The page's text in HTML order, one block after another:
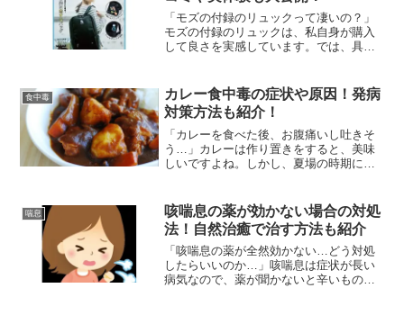
「モズの付録のリュックって凄いの？」
モズの付録のリュックは、私自身が購入
して良さを実感しています。では、具体
リュックはどう凄いの？ 口コミや実体験
は？などの疑問解決策...
食中毒
カレー食中毒の症状や原因！発病
対策方法も紹介！
「カレーを食べた後、お腹痛いし吐きそ
う…」カレーは作り置きをすると、美味
しいですよね。しかし、夏場の時期に一
のでしょうか？そこで今回は、 カレー食
中毒の症状は何が出るの...
喘息
咳喘息の薬が効かない場合の対処
法！自然治癒で治す方法も紹介
「咳喘息の薬が全然効かない…どう対処
したらいいのか…」咳喘息は症状が長い
病気なので、薬が聞かないと辛いもので